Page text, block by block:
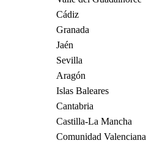
Cádiz
Granada
Jaén
Sevilla
Aragón
Islas Baleares
Cantabria
Castilla-La Mancha
Comunidad Valenciana